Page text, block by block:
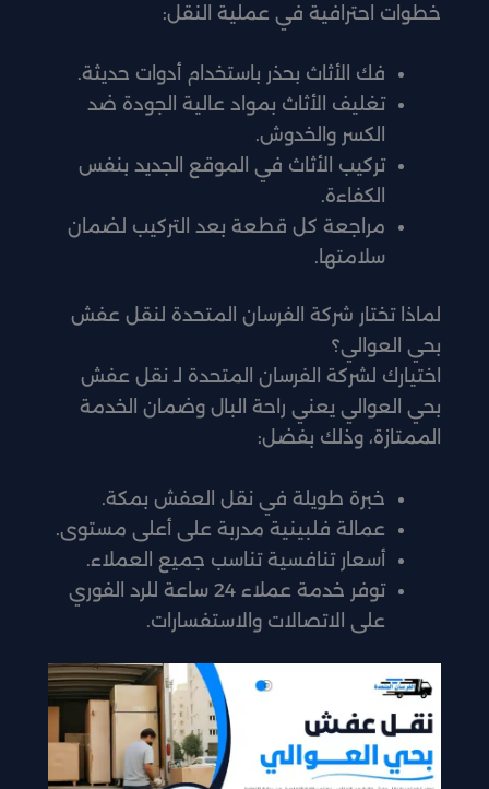
خطوات احترافية في عملية النقل:
فك الأثاث بحذر باستخدام أدوات حديثة.
تغليف الأثاث بمواد عالية الجودة ضد
الكسر والخدوش.
تركيب الأثاث في الموقع الجديد بنفس
الكفاءة.
مراجعة كل قطعة بعد التركيب لضمان
سلامتها.
لماذا تختار شركة الفرسان المتحدة لنقل عفش
بحي العوالي؟
اختيارك لشركة الفرسان المتحدة لـ نقل عفش
بحي العوالي يعني راحة البال وضمان الخدمة
الممتازة، وذلك بفضل:
خبرة طويلة في نقل العفش بمكة.
عمالة فلبينية مدربة على أعلى مستوى.
أسعار تنافسية تناسب جميع العملاء.
توفر خدمة عملاء 24 ساعة للرد الفوري
على الاتصالات والاستفسارات.